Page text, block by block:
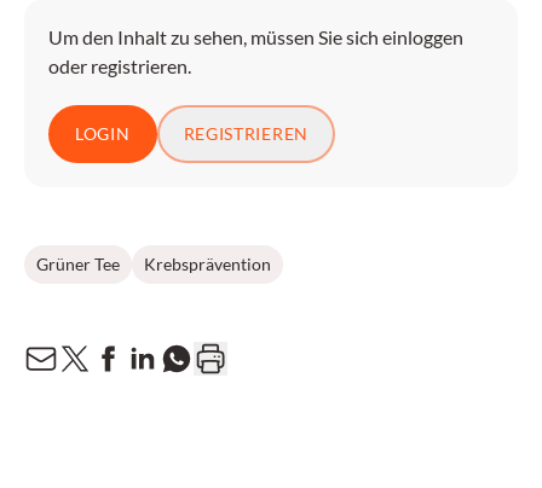
Um den Inhalt zu sehen, müssen Sie sich einloggen
oder registrieren.
LOGIN REGISTRIEREN
Grüner Tee Krebsprävention